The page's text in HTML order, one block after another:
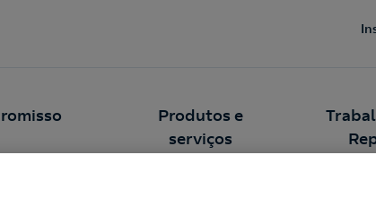
Produtos e
serviços